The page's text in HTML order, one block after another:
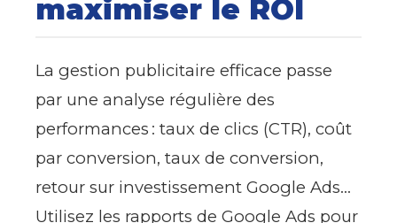
maximiser le ROI
La gestion publicitaire efficace passe
par une analyse régulière des
performances : taux de clics (CTR), coût
par conversion, taux de conversion,
retour sur investissement Google Ads…
Utilisez les rapports de Google Ads pour